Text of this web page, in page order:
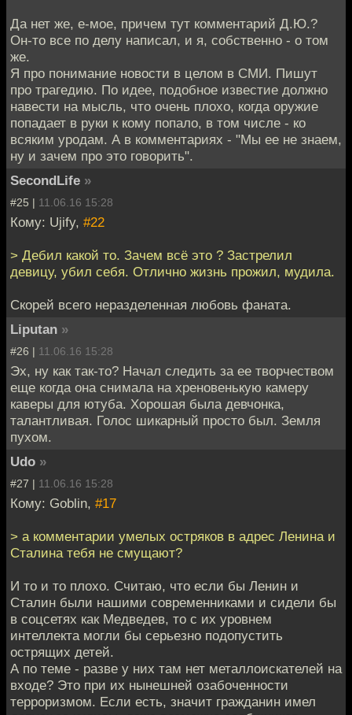
Да нет же, е-мое, причем тут комментарий Д.Ю.?
Он-то все по делу написал, и я, собственно - о том
же.
Я про понимание новости в целом в СМИ. Пишут
про трагедию. По идее, подобное известие должно
навести на мысль, что очень плохо, когда оружие
попадает в руки к кому попало, в том числе - ко
всяким уродам. А в комментариях - "Мы ее не знаем,
ну и зачем про это говорить".
SecondLife »
#25 | 11.06.16 15:28
Кому: Ujify, #22
> Дебил какой то. Зачем всё это ? Застрелил
девицу, убил себя. Отлично жизнь прожил, мудила.
Скорей всего неразделенная любовь фаната.
Liputan »
#26 | 11.06.16 15:28
Эх, ну как так-то? Начал следить за ее творчеством
еще когда она снимала на хреновенькую камеру
каверы для ютуба. Хорошая была девчонка,
талантливая. Голос шикарный просто был. Земля
пухом.
Udo »
#27 | 11.06.16 15:28
Кому: Goblin, #17
> а комментарии умелых остряков в адрес Ленина и
Сталина тебя не смущают?
И то и то плохо. Считаю, что если бы Ленин и
Сталин были нашими современниками и сидели бы
в соцсетях как Медведев, то с их уровнем
интеллекта могли бы серьезно подопустить
острящих детей.
А по теме - разве у них там нет металлоискателей на
входе? Это при их нынешней озабоченности
терроризмом. Если есть, значит гражданин имел